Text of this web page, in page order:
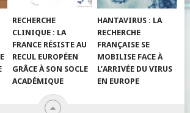
RECHERCHE
CLINIQUE : LA
FRANCE RÉSISTE AU
RECUL EUROPÉEN
GRÂCE À SON SOCLE
ACADÉMIQUE
HANTAVIRUS : LA
RECHERCHE
FRANÇAISE SE
MOBILISE FACE À
L’ARRIVÉE DU VIRUS
EN EUROPE